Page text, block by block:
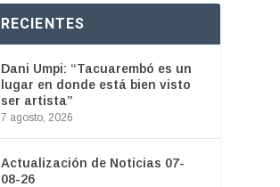
RECIENTES
Dani Umpi: “Tacuarembó es un
lugar en donde está bien visto
ser artista”
7 agosto, 2026
Actualización de Noticias 07-
08-26